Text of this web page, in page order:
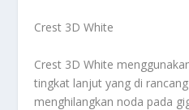
Crest 3D White
Crest 3D White
tingkat lanjut yang di
menghilangkan noda pada